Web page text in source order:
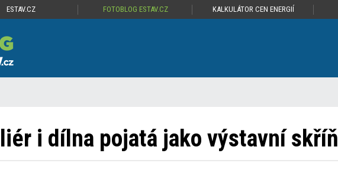
ESTAV.CZ FOTOBLOG ESTAV.CZ KALKULÁTOR CEN ENERGIÍ
i dílna pojatá jako výstavní skříň